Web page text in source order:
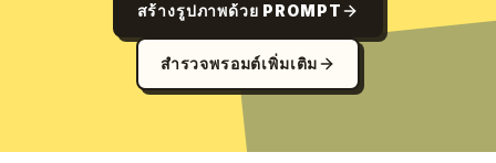
สร้างรูปภาพด้วย PROMPT
สำรวจพรอมต์เพิ่มเติม